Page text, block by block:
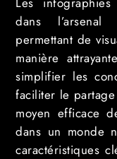
dans l’arsenal
permettant de
manière
simplifier les
faciliter le
moyen efficace
dans un monde
caractéristiques